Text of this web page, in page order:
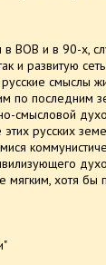
ВОВ и в 90-х,
и развитую
смыслы
по последним
смысловой
русских
мягким, хотя